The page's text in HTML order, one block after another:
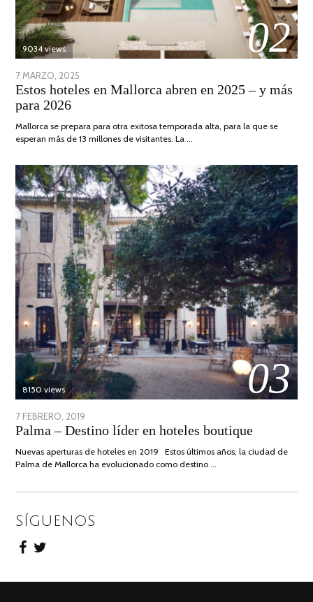
02
9034 views
POSTED
ON
7 MARZO, 2025
ABRIL,
Estos hoteles en Mallorca abren en 2025 – y más
para 2026
Mallorca se prepara para otra exitosa temporada alta, para la que se
esperan más de 13 millones de visitantes. La …
03
8150 views
POSTED
ON
7 FEBRERO, 2019
JUNIO,
Palma – Destino líder en hoteles boutique
Nuevas aperturas de hoteles en 2019 Estos últimos años, la ciudad de
Palma de Mallorca ha evolucionado como destino …
SÍGUENOS